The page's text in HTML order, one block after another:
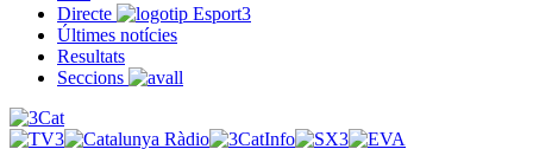
Directe
Últimes notícies
Resultats
Seccions